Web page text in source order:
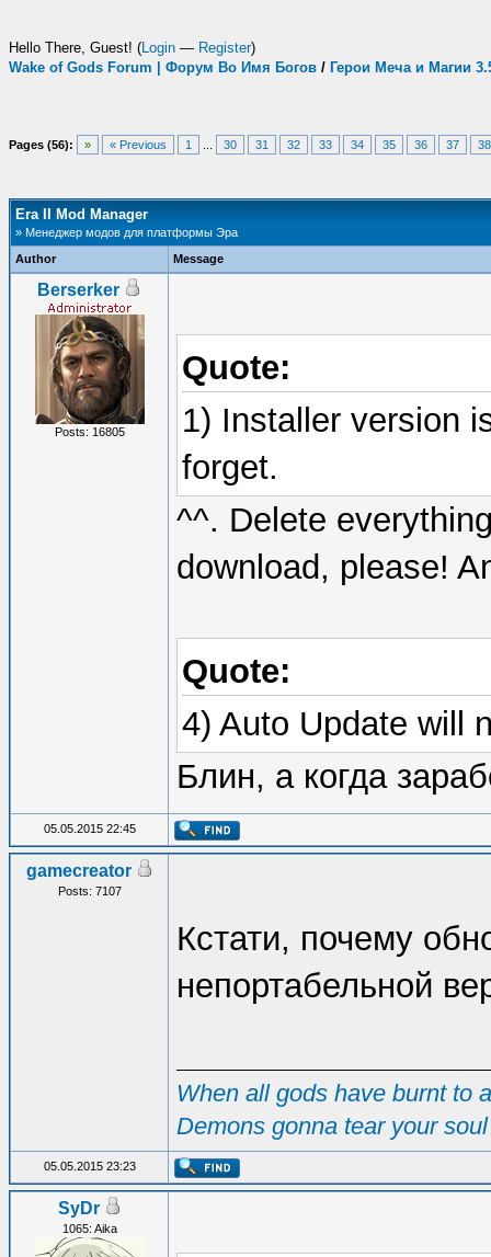
Hello There, Guest! (Login — Register)
Wake of Gods Forum | Форум Во Имя Богов / Герои Меча и Магии
Pages (56): » « Previous 1 30 31 32 33 34 35 36 37 38
Era II Mod Manager
» Менеджер модов для платформы Эра
Author
Message
Berserker
Posts: 16805
Quote:
1) Installer version
forget.
^^. Delete
download, please!
Quote:
4) Auto Update will
Блин, а когда
05.05.2015 22:45
gamecreator
Posts: 7107
Кстати, почему
непортабельной
When all gods have burnt to
Demons gonna tear your
05.05.2015 23:23
SyDr
1065: Aika